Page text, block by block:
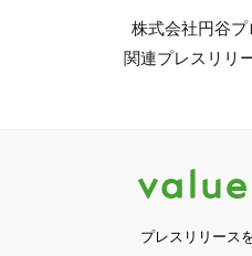
株式会社円谷
関連プレスリリ
プレスリリース